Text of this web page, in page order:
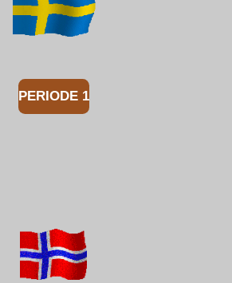
PERIODE 1